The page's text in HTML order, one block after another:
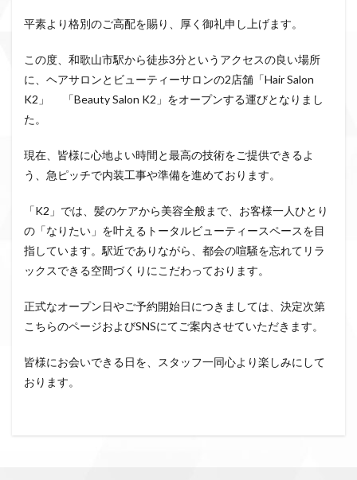
平素より格別のご高配を賜り、厚く御礼申し上げます。
この度、和歌山市駅から徒歩3分というアクセスの良い場所
に、ヘアサロンとビューティーサロンの2店舗「Hair Salon
K2」 「Beauty Salon K2」をオープンする運びとなりまし
た。
現在、皆様に心地よい時間と最高の技術をご提供できるよ
う、急ピッチで内装工事や準備を進めております。
「K2」では、髪のケアから美容全般まで、お客様一人ひとり
の「なりたい」を叶えるトータルビューティースペースを目
指しています。駅近でありながら、都会の喧騒を忘れてリラ
ックスできる空間づくりにこだわっております。
正式なオープン日やご予約開始日につきましては、決定次第
こちらのページおよびSNSにてご案内させていただきます。
皆様にお会いできる日を、スタッフ一同心より楽しみにして
おります。